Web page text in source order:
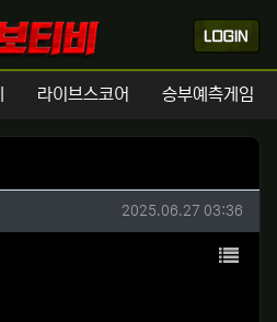
라이브스코어 승부예측게임
작성일
2025.06.27 03:36
목록